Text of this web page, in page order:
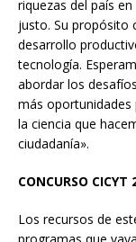
riquezas del país
justo. Su propósito
desarrollo
tecnología.
abordar los
más oportunidades
la ciencia que
ciudadanía».
CONCURSO CICYT
Los recursos de